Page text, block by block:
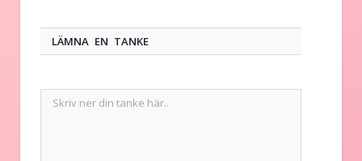
LÄMNA EN TANKE